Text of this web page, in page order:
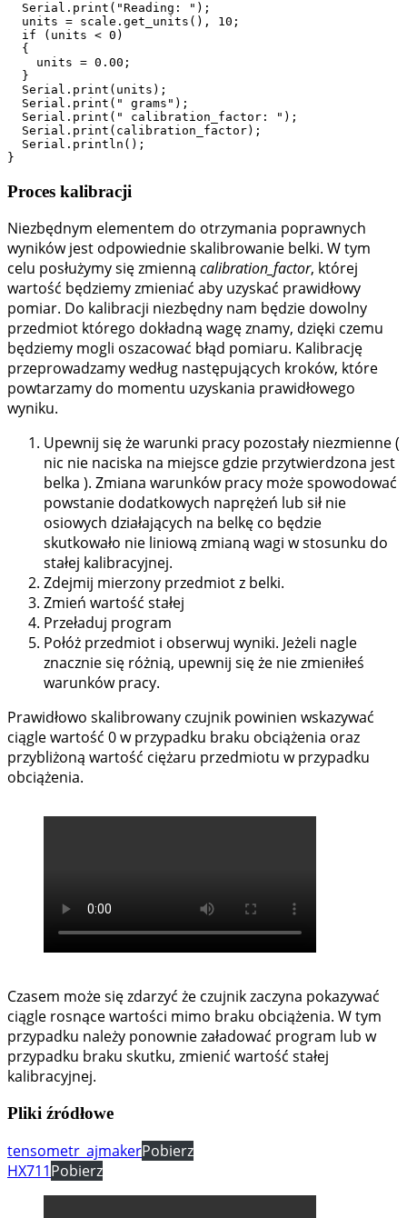
  Serial.print("Reading: ");
  units = scale.get_units(), 10;
  if (units < 0)
  {
    units = 0.00;
  }
  Serial.print(units);
  Serial.print(" grams");
  Serial.print(" calibration_factor: ");
  Serial.print(calibration_factor);
  Serial.println();
}
Proces kalibracji
Niezbędnym elementem do otrzymania poprawnych
wyników jest odpowiednie skalibrowanie belki. W tym
celu posłużymy się zmienną calibration_factor, której
wartość będziemy zmieniać aby uzyskać prawidłowy
pomiar. Do kalibracji niezbędny nam będzie dowolny
przedmiot którego dokładną wagę znamy, dzięki czemu
będziemy mogli oszacować błąd pomiaru. Kalibrację
przeprowadzamy według następujących kroków, które
powtarzamy do momentu uzyskania prawidłowego
wyniku.
Upewnij się że warunki pracy pozostały niezmienne (
nic nie naciska na miejsce gdzie przytwierdzona jest
belka ). Zmiana warunków pracy może spowodować
powstanie dodatkowych naprężeń lub sił nie
osiowych działających na belkę co będzie
skutkowało nie liniową zmianą wagi w stosunku do
stałej kalibracyjnej.
Zdejmij mierzony przedmiot z belki.
Zmień wartość stałej
Przeładuj program
Połóż przedmiot i obserwuj wyniki. Jeżeli nagle
znacznie się różnią, upewnij się że nie zmieniłeś
warunków pracy.
Prawidłowo skalibrowany czujnik powinien wskazywać
ciągle wartość 0 w przypadku braku obciążenia oraz
przybliżoną wartość ciężaru przedmiotu w przypadku
obciążenia.
Czasem może się zdarzyć że czujnik zaczyna pokazywać
ciągle rosnące wartości mimo braku obciążenia. W tym
przypadku należy ponownie załadować program lub w
przypadku braku skutku, zmienić wartość stałej
kalibracyjnej.
Pliki źródłowe
tensometr_ajmakerPobierz
HX711Pobierz